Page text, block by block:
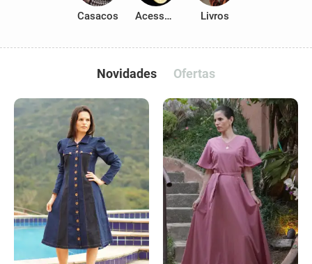
Casacos Acessórios Livros
Novidades Ofertas